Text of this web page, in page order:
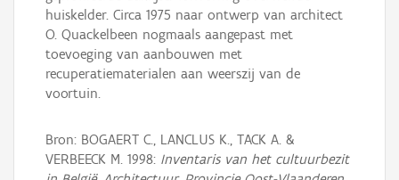
huiskelder. Circa 1975 naar ontwerp van architect
O. Quackelbeen nogmaals aangepast met
toevoeging van aanbouwen met
recuperatiematerialen aan weerszij van de
voortuin.
Bron: BOGAERT C., LANCLUS K., TACK A. &
VERBEECK M. 1998: Inventaris van het cultuurbezit